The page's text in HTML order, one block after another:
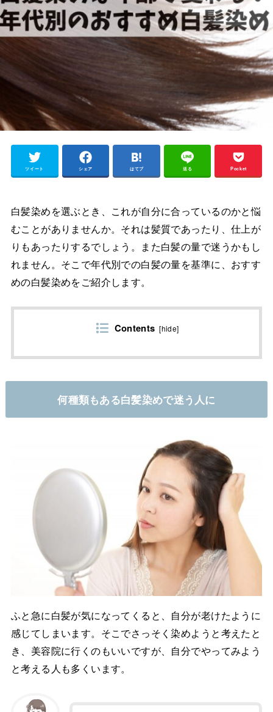
ツイート シェア はてブ 送る Pocket
白髪染めを選ぶとき、これが自分に合っているのかと悩
むことがありませんか。それは髪質であったり、仕上が
りもあったりするでしょう。また白髪の量で迷うかもし
れません。そこで年代別での白髪の量を基準に、おすす
めの白髪染めをご紹介します。
Contents [hide]
何種類もある白髪染めで迷う人に
ふと急に白髪が気になってくると、自分が老けたように
感じてしまいます。そこでさっそく染めようと考えたと
き、美容院に行くのもいいですが、自分でやってみよう
と考える人も多くいます。